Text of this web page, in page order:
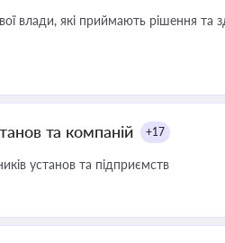
влади, які приймають рішення та
та компаній +17
установ та підприємств